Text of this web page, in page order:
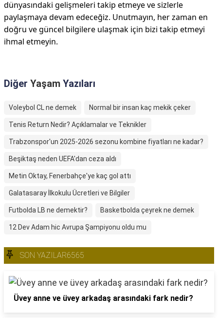
dünyasındaki gelişmeleri takip etmeye ve sizlerle
paylaşmaya devam edeceğiz. Unutmayın, her zaman en
doğru ve güncel bilgilere ulaşmak için bizi takip etmeyi
ihmal etmeyin.
Diğer Yaşam Yazıları
Voleybol CL ne demek Normal bir insan kaç mekik çeker
Tenis Return Nedir? Açıklamalar ve Teknikler
Trabzonspor'un 2025-2026 sezonu kombine fiyatları ne kadar?
Beşiktaş neden UEFA'dan ceza aldı
Metin Oktay, Fenerbahçe'ye kaç gol attı
Galatasaray İlkokulu Ücretleri ve Bilgiler
Futbolda LB ne demektir? Basketbolda çeyrek ne demek
12 Dev Adam hic Avrupa Şampiyonu oldu mu
SON YAZILAR6565
Üvey anne ve üvey arkadaş arasındaki fark nedir?